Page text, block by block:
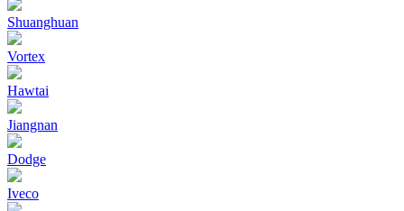
Shuanghuan
Vortex
Hawtai
Jiangnan
Dodge
Iveco